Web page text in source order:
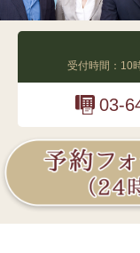
受付時間：10
03-